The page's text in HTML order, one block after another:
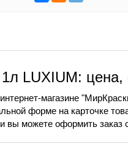
LUXIUM: цена,
магазине
форме на карточке
вы можете оформить заказ